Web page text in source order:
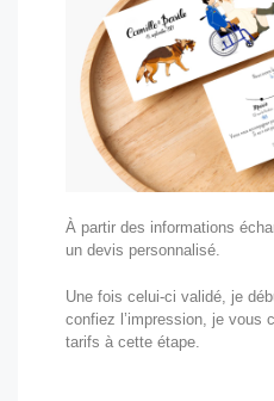
À partir des informations
un devis personnalisé.
Une fois celui-ci validé, je
confiez l’impression, je vous
tarifs à cette étape.